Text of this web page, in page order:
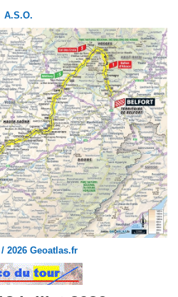
A.S.O.
2026 Geoatlas.fr